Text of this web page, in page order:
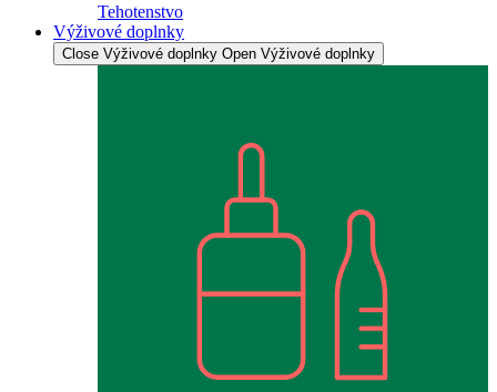
Tehotenstvo
Výživové doplnky
Close Výživové doplnky Open Výživové doplnky